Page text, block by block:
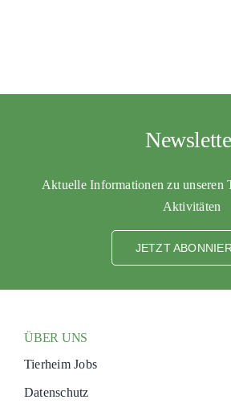
Aktuelle Informationen zu unseren
Aktivitäten
JETZT
ÜBER UNS
Tierheim Jobs
Datenschutz